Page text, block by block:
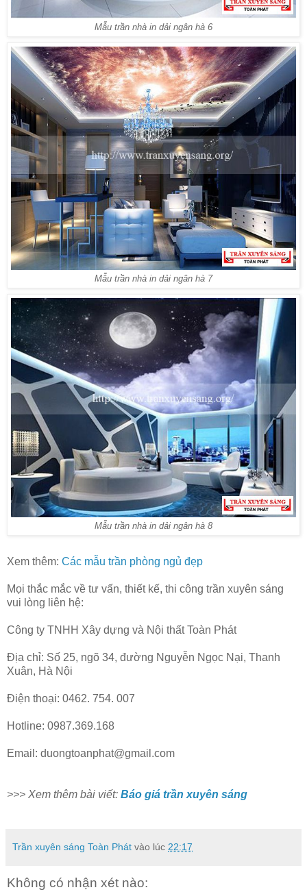
Mẫu trần nhà in dải ngân hà 6
Mẫu trần nhà in dải ngân hà 7
Mẫu trần nhà in dải ngân hà 8
Xem thêm: Các mẫu trần phòng ngủ đẹp
Mọi thắc mắc về tư vấn, thiết kế, thi công trần xuyên sáng
vui lòng liên hệ:
Công ty TNHH Xây dựng và Nội thất Toàn Phát
Địa chỉ: Số 25, ngõ 34, đường Nguyễn Ngọc Nại, Thanh
Xuân, Hà Nội
Điện thoại: 0462. 754. 007
Hotline: 0987.369.168
Email: duongtoanphat@gmail.com
>>> Xem thêm bài viết: Báo giá trần xuyên sáng
Trần xuyên sáng Toàn Phát vào lúc 22:17
Không có nhận xét nào: